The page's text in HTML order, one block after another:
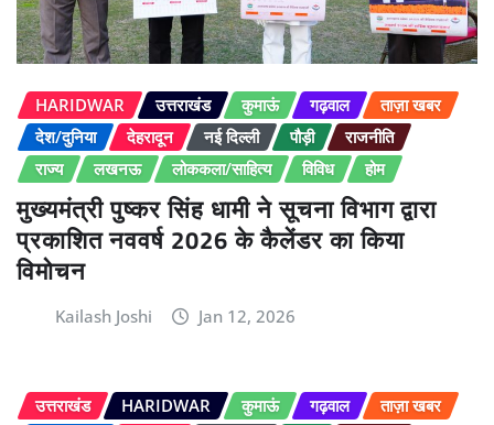
HARIDWAR उत्तराखंड कुमाऊं गढ़वाल
ताज़ा खबर
देश/दुनिया
देहरादून नई दिल्ली पौड़ी
राजनीति
राज्य
लखनऊ लोककला/साहित्य विविध होम
मुख्यमंत्री पुष्कर सिंह धामी ने सूचना विभाग द्वारा
प्रकाशित नववर्ष 2026 के कैलेंडर का किया
विमोचन
Kailash Joshi Jan 12, 2026
उत्तराखंड HARIDWAR कुमाऊं गढ़वाल
ताज़ा खबर